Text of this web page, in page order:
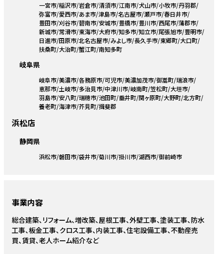
一宮市 稲沢市 岩倉市 清須市 江南市 犬山市 小牧市 丹羽郡
弥富市 愛西市 あま市 津島市 名古屋市 瀬戸市 春日井市
豊田市 刈谷市 碧南市 安城市 豊橋市 豊川市 西尾市 蒲郡市
新城市 常滑市 東海市 大府市 知多市 知立市 尾張旭市 豊明市
日進市 田原市 北名古屋市 みよし市 長久手市 東郷町 大口町
扶桑町 大治町 蟹江町 南知多町
岐阜県
岐阜市 美濃市 各務原市 可児市 美濃加茂市 御嵩町 瑞浪市
恵那市 土岐市 多治見市 中津川市 岐南町 笠松町 大垣市
羽島市 安八町 瑞穂市 池田町 垂井町 関ヶ原町 大野町 北方町
養老町 海津市 芥見町 揖斐郡
浜松店
静岡県
浜松市 磐田市 袋井市 菊川市 掛川市 湖西市 御前崎市
事業内容
総合建築、リフォーム、増改築、屋根工事、外壁工事、塗装工事、防水
工事、板金工事、クロス工事、内装工事、住宅設備工事、不動産売
買、賃貸、老人ホーム紹介など